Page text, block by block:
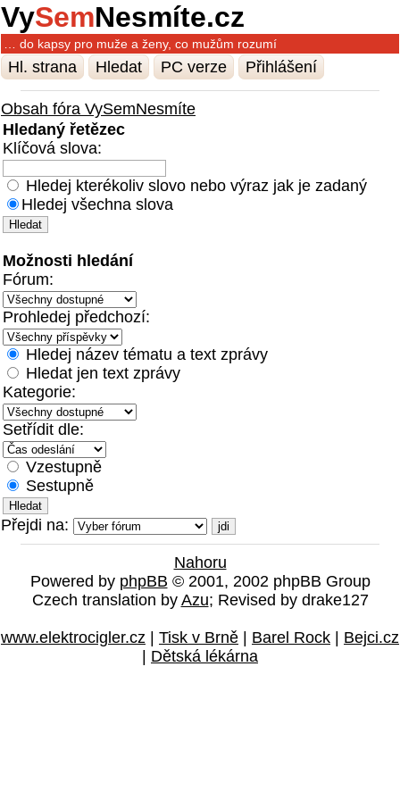
VySemNesmíte.cz
… do kapsy pro muže a ženy, co mužům rozumí
Hl. strana Hledat PC verze Přihlášení
Obsah fóra VySemNesmíte
Hledaný řetězec
Klíčová slova:
Hledej kterékoliv slovo nebo výraz jak je zadaný
Hledej všechna slova
Možnosti hledání
Fórum:
Prohledej předchozí:
Hledej název tématu a text zprávy
Hledat jen text zprávy
Kategorie:
Setřídit dle:
Vzestupně
Sestupně
Přejdi na:
Nahoru
Powered by phpBB © 2001, 2002 phpBB Group
Czech translation by Azu; Revised by drake127
www.elektrocigler.cz Tisk v Brně Barel Rock
Bejci.cz
Dětská lékárna